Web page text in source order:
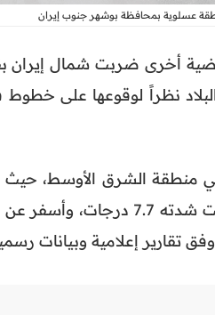
عسلوية بمحافظة بوشهر جنوب إيران
نظراً لوقوعها على خطوط
في منطقة الشرق الأوسط،